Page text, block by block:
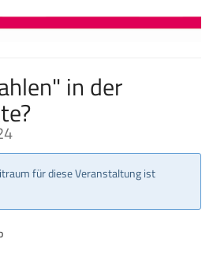
in der
für diese Veranstaltung ist